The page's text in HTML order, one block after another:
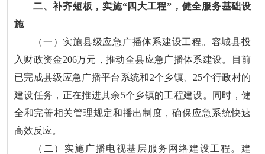
二、补齐短板，实施“四大工程”，健全服务基础设
施
（一）实施县级应急广播体系建设工程。容城县投
入财政资金206万元，推动全县应急广播体系建设。目前
已完成县级应急广播平台系统和2个乡镇、25个行政村的
建设任务，正在推进其余5个乡镇的工程建设。同时，健
全和完善相关管理规定和播出制度，确保应急系统快速
高效反应。
（二）实施广播电视基层服务网络建设工程。建